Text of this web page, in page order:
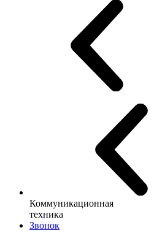
Коммуникационная
техника
Звонок